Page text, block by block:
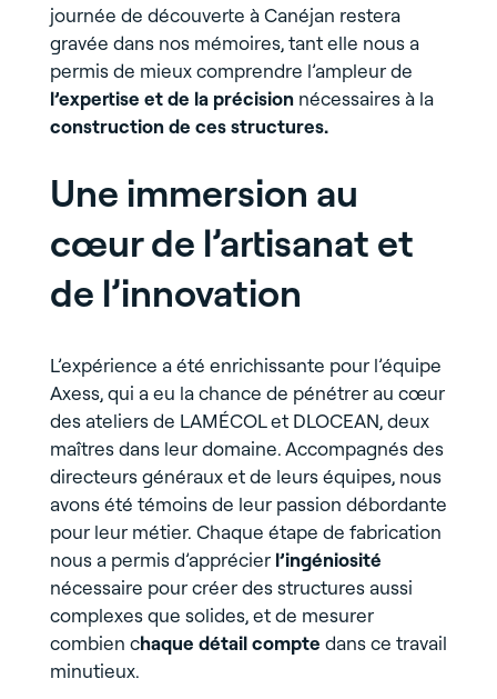
journée de découverte à Canéjan restera
gravée dans nos mémoires, tant elle nous a
permis de mieux comprendre l’ampleur de
l’expertise et de la précisionnécessaires à la
construction de ces structures.
Une immersion au
cœur de l’artisanat et
de l’innovation
L’expérience a été enrichissante pour l’équipe
Axess, qui a eu la chance de pénétrer au cœur
des ateliers de LAMÉCOL et DLOCEAN, deux
maîtres dans leur domaine. Accompagnés des
directeurs généraux et de leurs équipes, nous
avons été témoins de leur passion débordante
pour leur métier. Chaque étape de fabrication
nous a permis d’apprécier l’ingéniosité
nécessaire pour créer des structures aussi
complexes que solides, et de mesurer
combien chaque détail compte dans ce travail
minutieux.